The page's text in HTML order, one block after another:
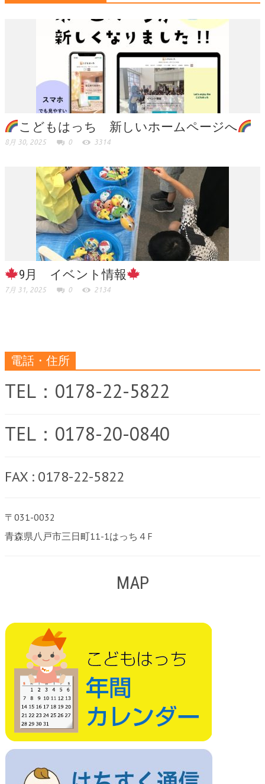
こどもはっち 新しいホームページへ
8月 30, 2025 0 3314
9月 イベント情報
7月 31, 2025 0 2134
電話・住所
TEL：0178-22-5822
TEL：0178-20-0840
FAX : 0178-22-5822
〒031-0032
青森県八戸市三日町11-1はっち４F
MAP